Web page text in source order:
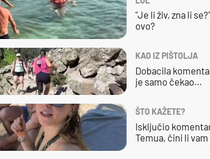
"Je li živ, zna li
ovo?
KAO IZ PIŠTOLJA
Dobacila
je samo čekao…
ŠTO KAŽETE?
Isključio
Temua, čini li